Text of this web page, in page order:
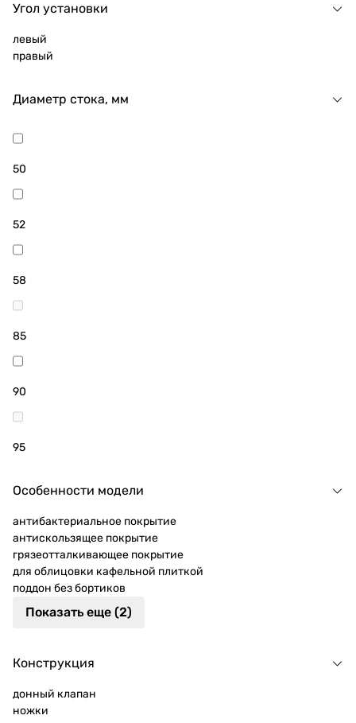
Угол установки
левый
правый
Диаметр стока, мм
50
52
58
85
90
95
Особенности модели
антибактериальное покрытие
антискользящее покрытие
грязеотталкивающее покрытие
для облицовки кафельной плиткой
поддон без бортиков
Показать еще (2)
Конструкция
донный клапан
ножки